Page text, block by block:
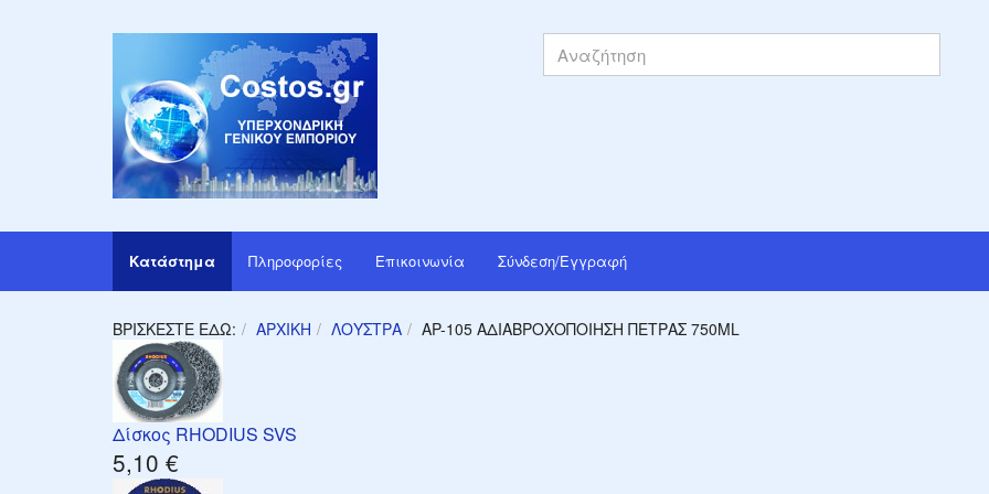
Κατάστημα Πληροφορίες Επικοινωνία Σύνδεση/Εγγραφή
ΒΡΊΣΚΕΣΤΕ ΕΔΏ: ΑΡΧΙΚΉ ΛΟΎΣΤΡΑ AP-105 ΑΔΙΑΒΡΟΧΟΠΟΙΗΣΗ ΠΕΤΡΑΣ 750ML
Δίσκος RHODIUS SVS
5,10 €